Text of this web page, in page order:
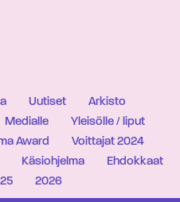
Uutiset
Arkisto
Medialle
Yleisölle / liput
Award
Voittajat 2024
Käsiohjelma
Ehdokkaat
2026